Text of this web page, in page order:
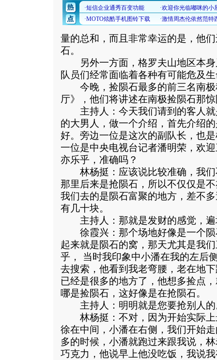
量的总和，而且非常幸运的是，他
石。
另外一方面，格罗夫山地区本身
队员们经常面临着各种有可能危及
今晚，捡陨石最多的前三名南极
厅》，他们将讲述在南极捡陨石那
主持人：今天我们请到的客人就
的大男人，做一个介绍，首先介绍
好。旁边一位是这次的副队长，也
一位是中央电视台记者潘明荣，欢
亦乐乎，准确吗？
林杨挺：应该说比较准确，我们
那里后来是抢陨石，所以不仅仅是
我们去的是陨石富聚的地方，差不
有几十块。
主持人：那就是发财的感觉，遍
徐霞兴：那个场地好像是一个陨
起来就是陨石的窝，那天尤其是我
乎， 当时我印象中小潘在我的左后
去搜索，他看到我老弯腰，老在地
已经是很多的地方了，他想多捡点
哪是捡陨石，这好像是在抢陨石。
主持人：明明就是您要抢别人的
林杨挺：不对，因为开始实际上
徐在中间，小潘在右侧，我们开始
多的时候，小潘就跑过来跟我说，
巧克力，他说早上他没吃饭，我说